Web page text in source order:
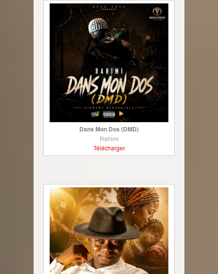
Dans Mon Dos (DMD)
Rahimi
Télécharger